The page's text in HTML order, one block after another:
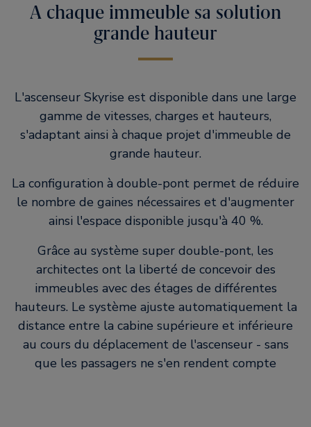
A chaque immeuble sa solution
grande hauteur
L'ascenseur Skyrise est disponible dans une large
gamme de vitesses, charges et hauteurs,
s'adaptant ainsi à chaque projet d'immeuble de
grande hauteur.
La configuration à double-pont permet de réduire
le nombre de gaines nécessaires et d'augmenter
ainsi l'espace disponible jusqu'à 40 %.
Grâce au système super double-pont, les
architectes ont la liberté de concevoir des
immeubles avec des étages de différentes
hauteurs. Le système ajuste automatiquement la
distance entre la cabine supérieure et inférieure
au cours du déplacement de l'ascenseur - sans
que les passagers ne s'en rendent compte